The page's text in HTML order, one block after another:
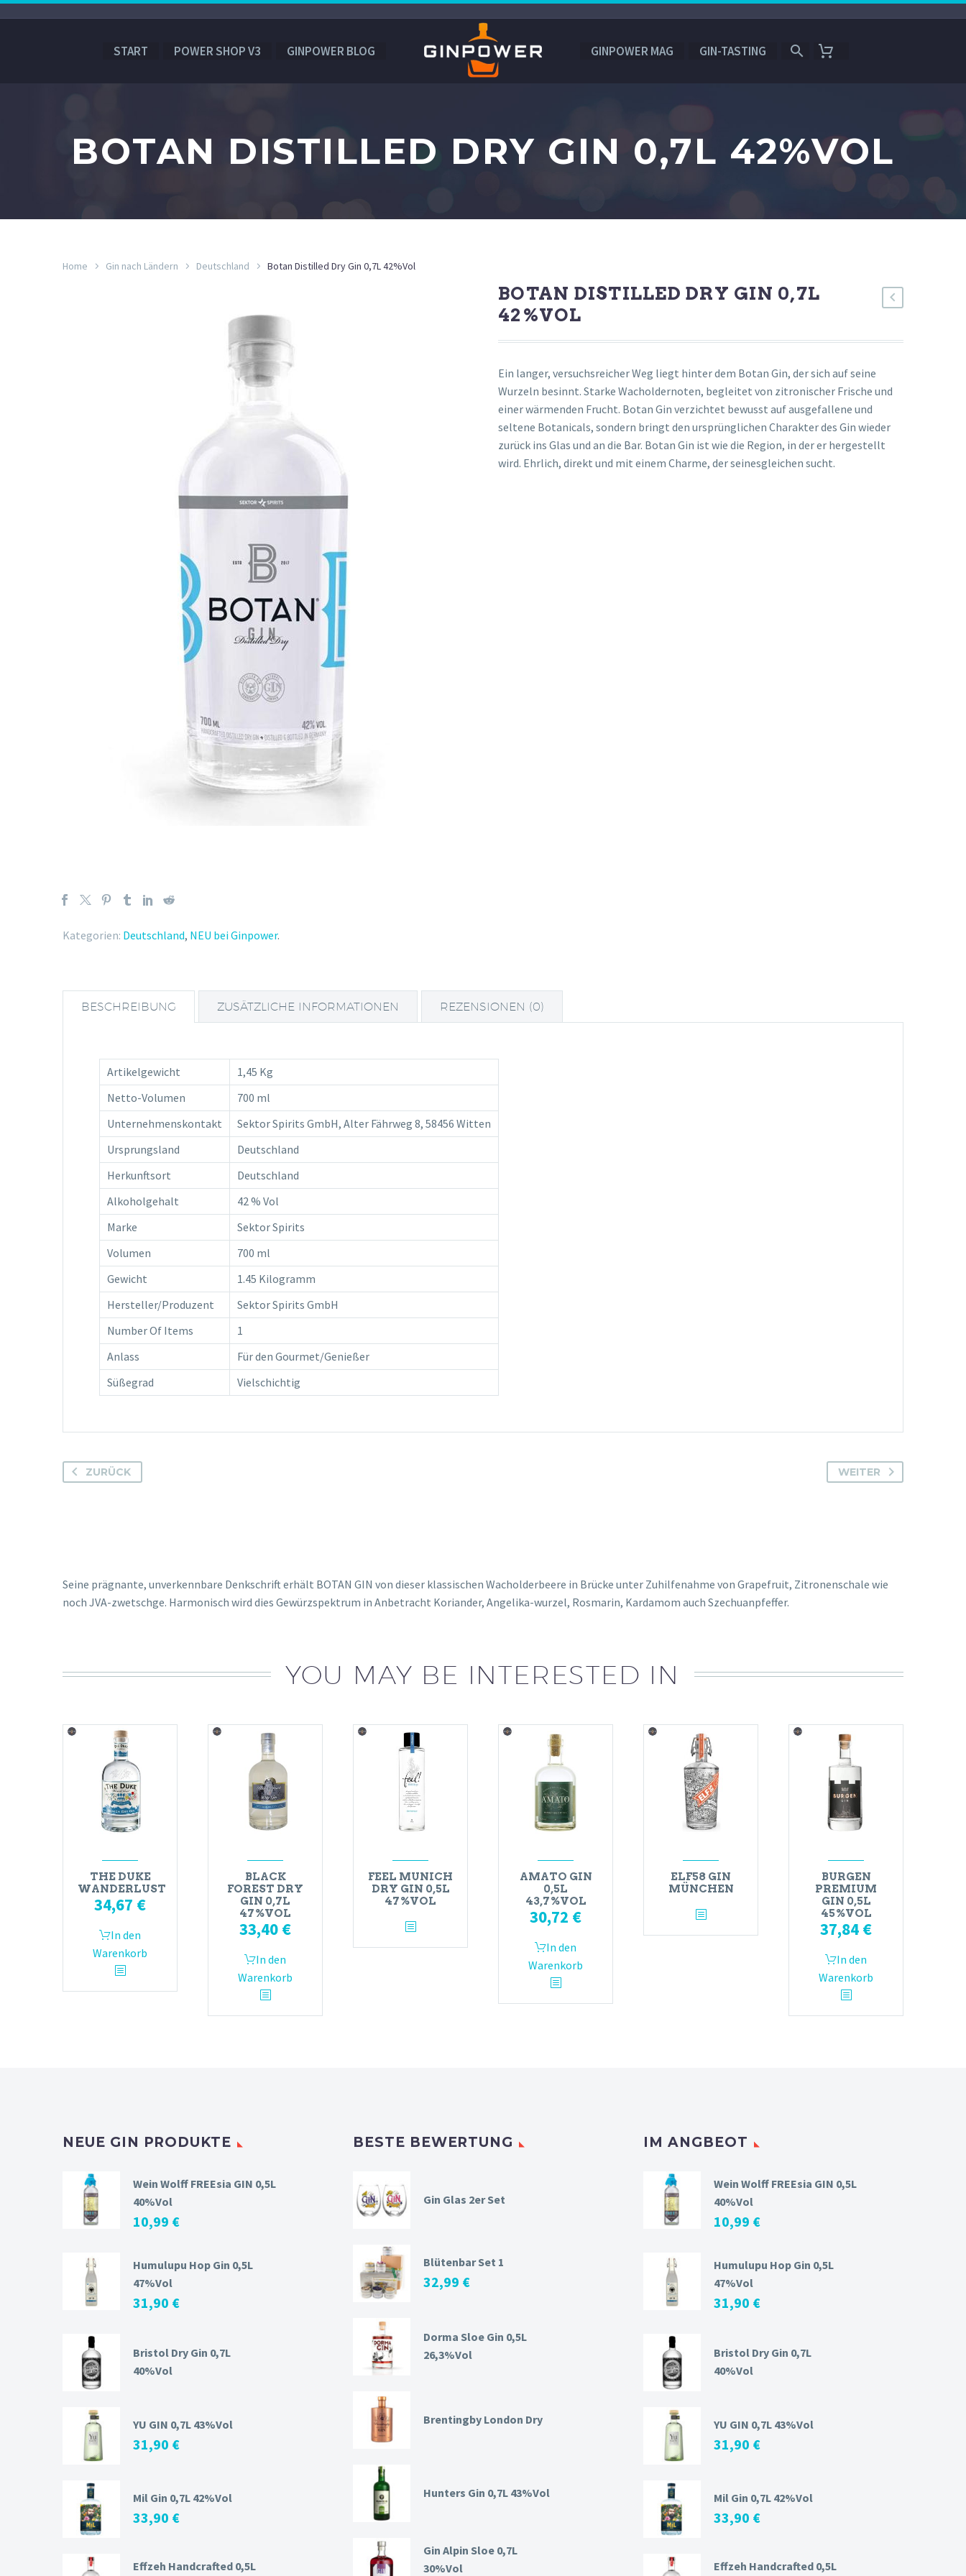
START POWER SHOP V3 GINPOWER BLOG GINPOWER MAG GIN-TASTING
BOTAN DISTILLED DRY GIN 0,7L 42%VOL
Home Gin nach Ländern Deutschland Botan Distilled Dry Gin 0,7L 42%Vol
Kategorien: Deutschland, NEU bei Ginpower.
BOTAN DISTILLED DRY GIN 0,7L
42%VOL
Ein langer, versuchsreicher Weg liegt hinter dem Botan Gin, der sich auf seine
Wurzeln besinnt. Starke Wacholdernoten, begleitet von zitronischer Frische und
einer wärmenden Frucht. Botan Gin verzichtet bewusst auf ausgefallene und
seltene Botanicals, sondern bringt den ursprünglichen Charakter des Gin wieder
zurück ins Glas und an die Bar. Botan Gin ist wie die Region, in der er hergestellt
wird. Ehrlich, direkt und mit einem Charme, der seinesgleichen sucht.
BESCHREIBUNG ZUSÄTZLICHE INFORMATIONEN REZENSIONEN (0)
Artikelgewicht
1,45 Kg
Netto-Volumen
700 ml
Unternehmenskontakt
Sektor Spirits GmbH, Alter Fährweg 8, 58456 Witten
Ursprungsland
Deutschland
Herkunftsort
Deutschland
Alkoholgehalt
42 % Vol
Marke
Sektor Spirits
Volumen
700 ml
Gewicht
1.45 Kilogramm
Hersteller/Produzent
Sektor Spirits GmbH
Number Of Items
1
Anlass
Für den Gourmet/Genießer
Süßegrad
Vielschichtig
ZURÜCK WEITER
Seine prägnante, unverkennbare Denkschrift erhält BOTAN GIN von dieser klassischen Wacholderbeere in Brücke unter Zuhilfenahme von Grapefruit, Zitronenschale wie
noch JVA-zwetschge. Harmonisch wird dies Gewürzspektrum in Anbetracht Koriander, Angelika-wurzel, Rosmarin, Kardamom auch Szechuanpfeffer.
YOU MAY BE INTERESTED IN
THE DUKE
WANDERLUST
34,67 €
In den
Warenkorb
BLACK
FOREST DRY
GIN 0,7L
47%VOL
33,40 €
In den
Warenkorb
FEEL MUNICH
DRY GIN 0,5L
47%VOL
AMATO GIN
0,5L
43,7%VOL
30,72 €
In den
Warenkorb
ELF58 GIN
MÜNCHEN
BURGEN
PREMIUM
GIN 0,5L
45%VOL
37,84 €
In den
Warenkorb
NEUE GIN PRODUKTE
Wein Wolff FREEsia GIN 0,5L
40%Vol
10,99 €
Humulupu Hop Gin 0,5L
47%Vol
31,90 €
Bristol Dry Gin 0,7L
40%Vol
YU GIN 0,7L 43%Vol
31,90 €
Mil Gin 0,7L 42%Vol
33,90 €
Effzeh Handcrafted 0,5L
BESTE BEWERTUNG
Gin Glas 2er Set
Blütenbar Set 1
32,99 €
Dorma Sloe Gin 0,5L
26,3%Vol
Brentingby London Dry
Hunters Gin 0,7L 43%Vol
Gin Alpin Sloe 0,7L
30%Vol
IM ANGBEOT
Wein Wolff FREEsia GIN 0,5L
40%Vol
10,99 €
Humulupu Hop Gin 0,5L
47%Vol
31,90 €
Bristol Dry Gin 0,7L
40%Vol
YU GIN 0,7L 43%Vol
31,90 €
Mil Gin 0,7L 42%Vol
33,90 €
Effzeh Handcrafted 0,5L